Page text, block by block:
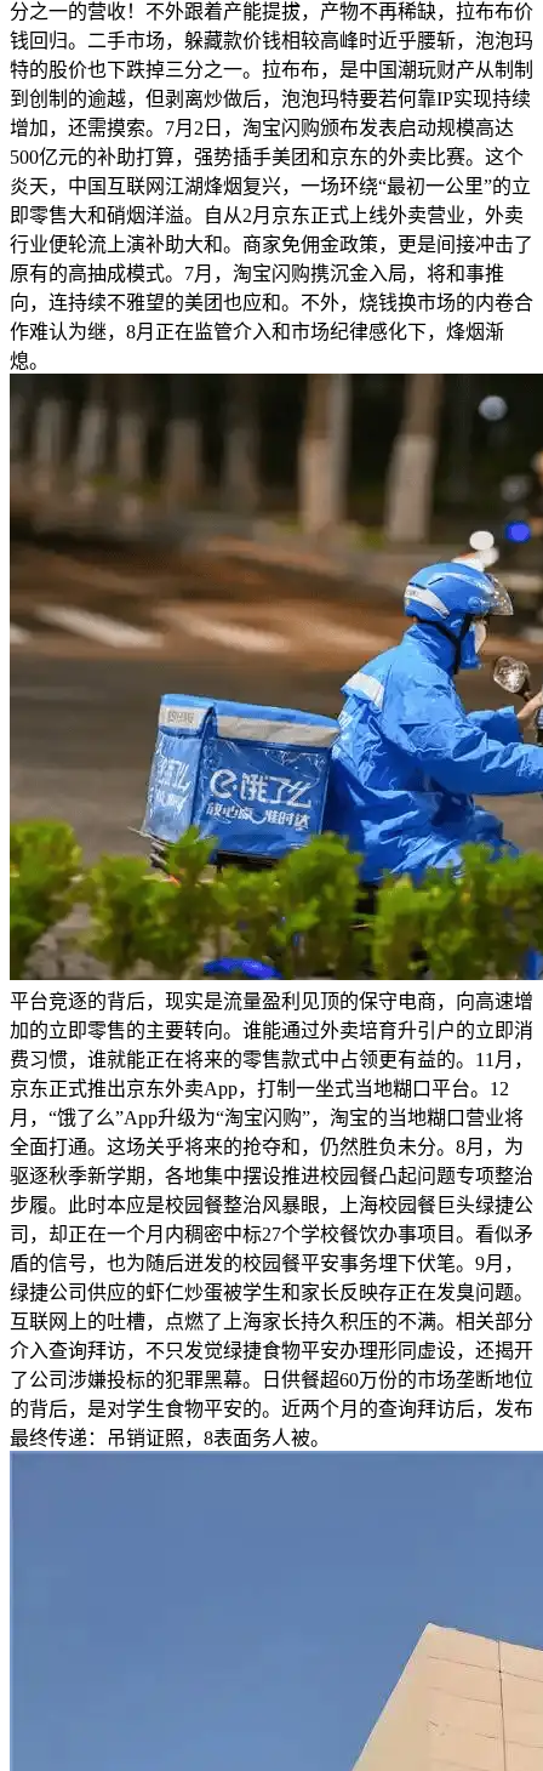
分之一的营收！不外跟着产能提拔，产物不再稀缺，拉布布价
钱回归。二手市场，躲藏款价钱相较高峰时近乎腰斩，泡泡玛
特的股价也下跌掉三分之一。拉布布，是中国潮玩财产从制制
到创制的逾越，但剥离炒做后，泡泡玛特要若何靠IP实现持续
增加，还需摸索。7月2日，淘宝闪购颁布发表启动规模高达
500亿元的补助打算，强势插手美团和京东的外卖比赛。这个
炎天，中国互联网江湖烽烟复兴，一场环绕“最初一公里”的立
即零售大和硝烟洋溢。自从2月京东正式上线外卖营业，外卖
行业便轮流上演补助大和。商家免佣金政策，更是间接冲击了
原有的高抽成模式。7月，淘宝闪购携沉金入局，将和事推
向，连持续不雅望的美团也应和。不外，烧钱换市场的内卷合
作难认为继，8月正在监管介入和市场纪律感化下，烽烟渐
熄。
平台竞逐的背后，现实是流量盈利见顶的保守电商，向高速增
加的立即零售的主要转向。谁能通过外卖培育升引户的立即消
费习惯，谁就能正在将来的零售款式中占领更有益的。11月，
京东正式推出京东外卖App，打制一坐式当地糊口平台。12
月，“饿了么”App升级为“淘宝闪购”，淘宝的当地糊口营业将
全面打通。这场关乎将来的抢夺和，仍然胜负未分。8月，为
驱逐秋季新学期，各地集中摆设推进校园餐凸起问题专项整治
步履。此时本应是校园餐整治风暴眼，上海校园餐巨头绿捷公
司，却正在一个月内稠密中标27个学校餐饮办事项目。看似矛
盾的信号，也为随后迸发的校园餐平安事务埋下伏笔。9月，
绿捷公司供应的虾仁炒蛋被学生和家长反映存正在发臭问题。
互联网上的吐槽，点燃了上海家长持久积压的不满。相关部分
介入查询拜访，不只发觉绿捷食物平安办理形同虚设，还揭开
了公司涉嫌投标的犯罪黑幕。日供餐超60万份的市场垄断地位
的背后，是对学生食物平安的。近两个月的查询拜访后，发布
最终传递：吊销证照，8表面务人被。